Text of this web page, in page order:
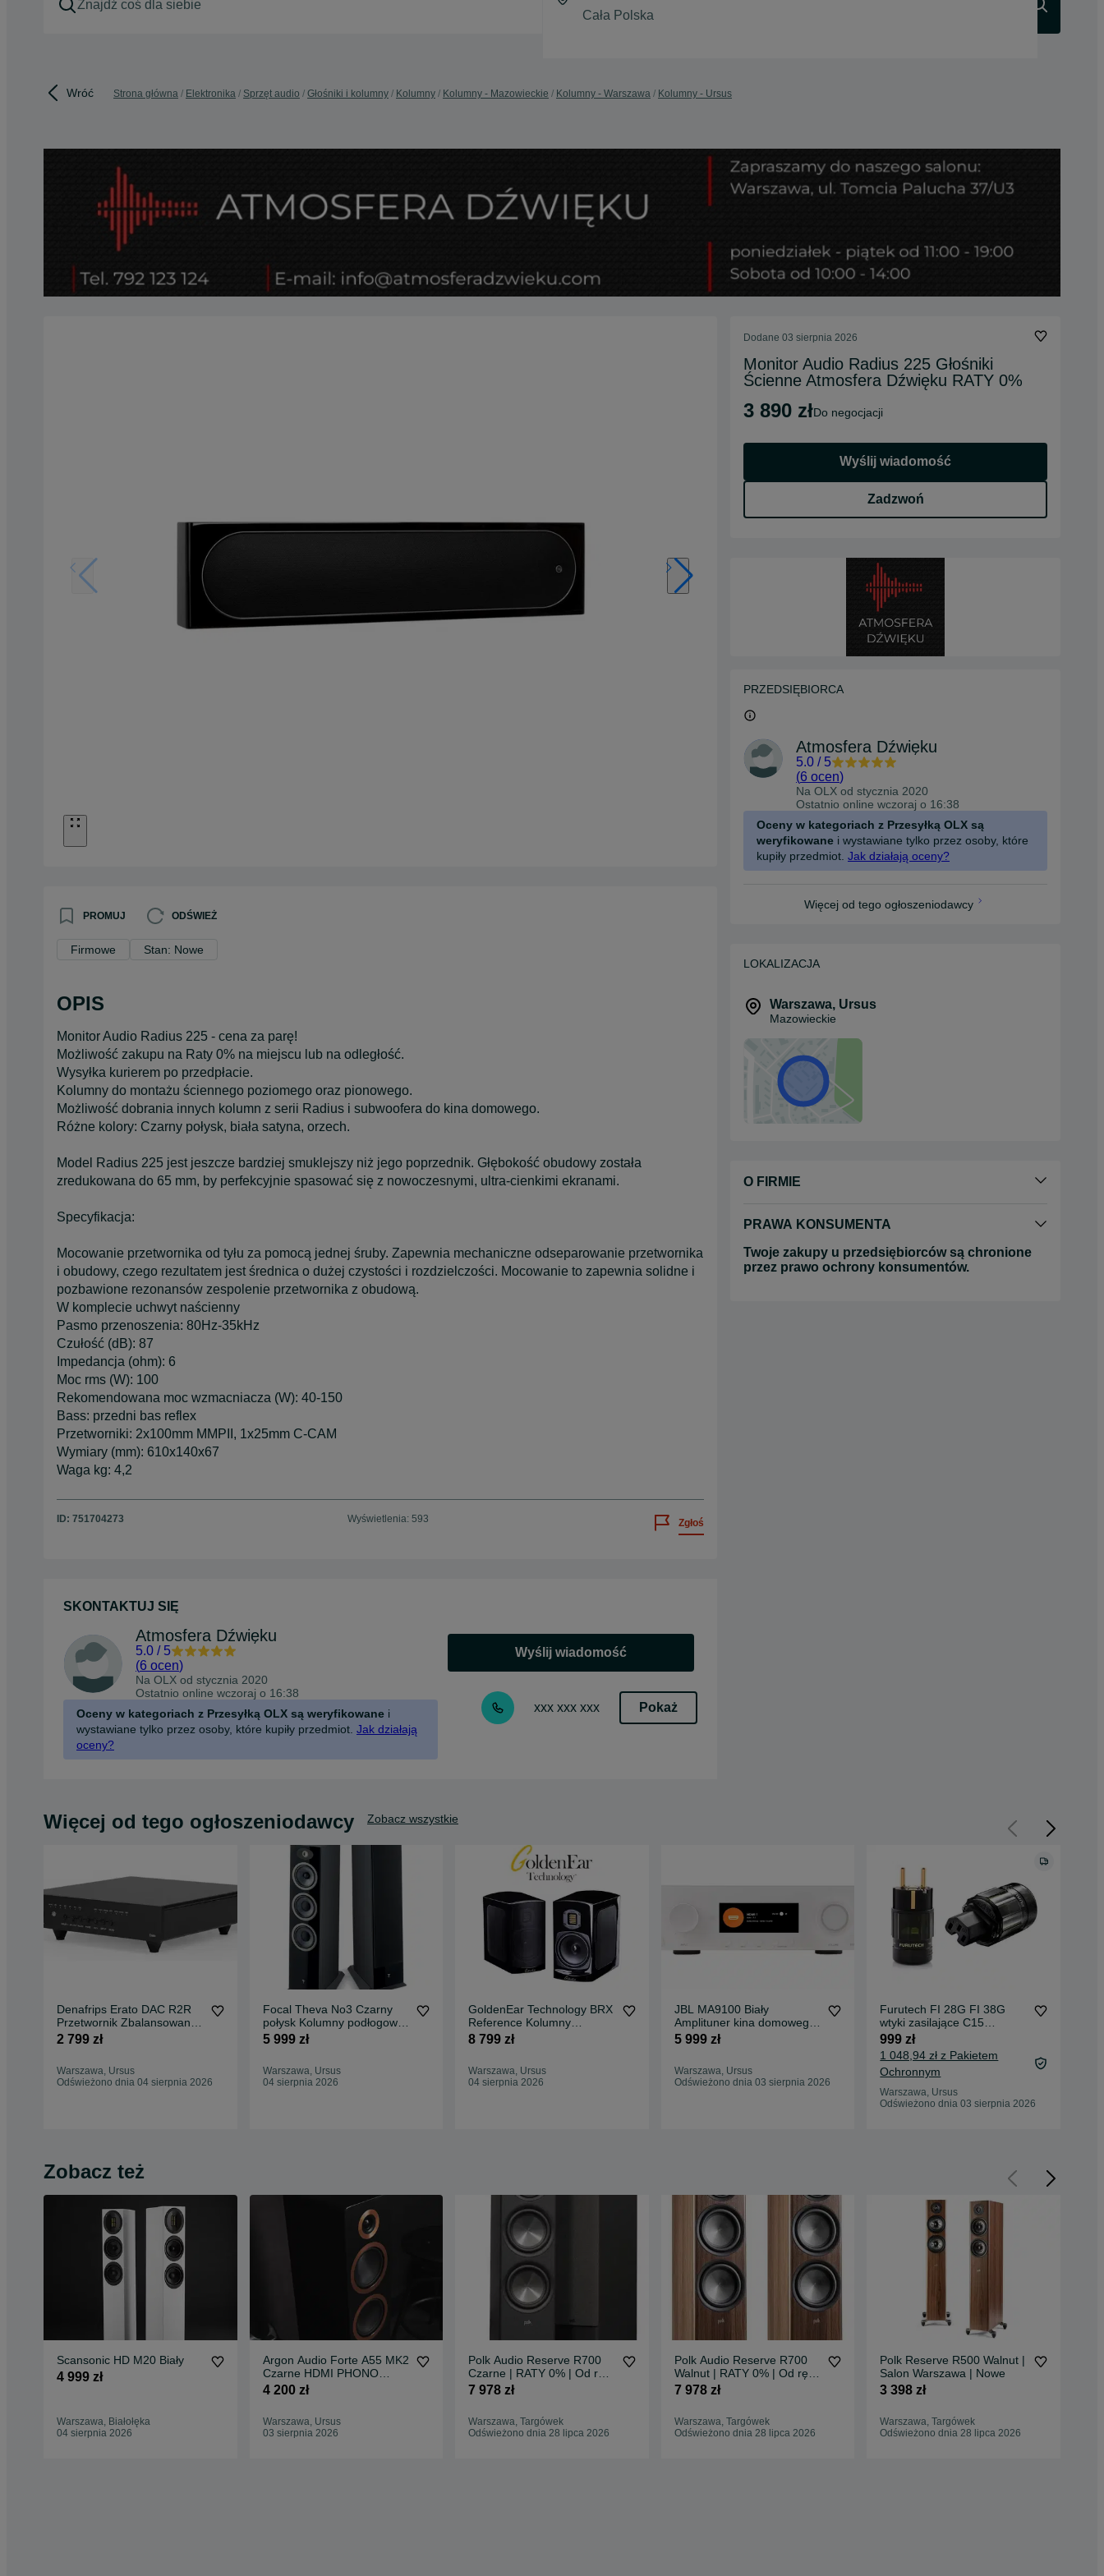
Wróć Strona główna Elektronika Sprzęt audio Głośniki i kolumny Kolumny Kolumny - Mazowieckie Kolumny - Warszawa Kolumny - Ursus
PROMUJ ODŚWIEŻ
Firmowe Stan: Nowe
OPIS
Monitor Audio Radius 225 - cena za parę!
Możliwość zakupu na Raty 0% na miejscu lub na odległość.
Wysyłka kurierem po przedpłacie.
Kolumny do montażu ściennego poziomego oraz pionowego.
Możliwość dobrania innych kolumn z serii Radius i subwoofera do kina domowego.
Różne kolory: Czarny połysk, biała satyna, orzech.
Model Radius 225 jest jeszcze bardziej smuklejszy niż jego poprzednik. Głębokość obudowy została
zredukowana do 65 mm, by perfekcyjnie spasować się z nowoczesnymi, ultra-cienkimi ekranami.
Specyfikacja:
Mocowanie przetwornika od tyłu za pomocą jednej śruby. Zapewnia mechaniczne odseparowanie przetwornika
i obudowy, czego rezultatem jest średnica o dużej czystości i rozdzielczości. Mocowanie to zapewnia solidne i
pozbawione rezonansów zespolenie przetwornika z obudową.
W komplecie uchwyt naścienny
Pasmo przenoszenia: 80Hz-35kHz
Czułość (dB): 87
Impedancja (ohm): 6
Moc rms (W): 100
Rekomendowana moc wzmacniacza (W): 40-150
Bass: przedni bas reflex
Przetworniki: 2x100mm MMPII, 1x25mm C-CAM
Wymiary (mm): 610x140x67
Waga kg: 4,2
ID: 751704273 Wyświetlenia: 593 Zgłoś
SKONTAKTUJ SIĘ
Atmosfera Dźwięku
5.0 / 5
(6 ocen)
Na OLX od stycznia 2020
Ostatnio online wczoraj o 16:38
Oceny w kategoriach z Przesyłką OLX są weryfikowane i
wystawiane tylko przez osoby, które kupiły przedmiot. Jak działają
oceny?
Wyślij wiadomość
xxx xxx xxx Pokaż
Dodane 03 sierpnia 2026
Monitor Audio Radius 225 Głośniki
Ścienne Atmosfera Dźwięku RATY 0%
3 890 zł do negocjacji
Wyślij wiadomość
Zadzwoń
PRZEDSIĘBIORCA
Atmosfera Dźwięku
5.0 / 5
(6 ocen)
Na OLX od stycznia 2020
Ostatnio online wczoraj o 16:38
Oceny w kategoriach z Przesyłką OLX są
weryfikowane i wystawiane tylko przez osoby, które
kupiły przedmiot. Jak działają oceny?
Więcej od tego ogłoszeniodawcy
LOKALIZACJA
Warszawa, Ursus
Mazowieckie
O FIRMIE
PRAWA KONSUMENTA
Twoje zakupy u przedsiębiorców są chronione
przez prawo ochrony konsumentów.
Więcej od tego ogłoszeniodawcy Zobacz wszystkie
Denafrips Erato DAC R2R
Przetwornik Zbalansowany
C/A SKLEP
2 799 zł
Warszawa, Ursus
Odświeżono dnia 04 sierpnia 2026
Focal Theva No3 Czarny
połysk Kolumny podłogowe
3 drożne PROMO SKLEP
5 999 zł
Warszawa, Ursus
04 sierpnia 2026
GoldenEar Technology BRX
Reference Kolumny
Podstawkowe SKLEP RATY
8 799 zł
Warszawa, Ursus
04 sierpnia 2026
JBL MA9100 Biały
Amplituner kina domowego
9.1 Wifi AIRPLAY SKLEP
5 999 zł
Warszawa, Ursus
Odświeżono dnia 03 sierpnia 2026
Furutech FI 28G FI 38G
wtyki zasilające C15
komplet 2 sztuki SKLEP FV
999 zł
1 048,94 zł z Pakietem
Ochronnym
Warszawa, Ursus
Odświeżono dnia 03 sierpnia 2026
Zobacz też
Scansonic HD M20 Biały
4 999 zł
Warszawa, Białołęka
04 sierpnia 2026
Argon Audio Forte A55 MK2
Czarne HDMI PHONO
Kolumny aktywne SKLEP
4 200 zł
Warszawa, Ursus
03 sierpnia 2026
Polk Audio Reserve R700
Czarne | RATY 0% | Od ręki
| NOWE | Warszawa |
7 978 zł
Warszawa, Targówek
Odświeżono dnia 28 lipca 2026
Polk Audio Reserve R700
Walnut | RATY 0% | Od ręki
| NOWE | Warszawa |
7 978 zł
Warszawa, Targówek
Odświeżono dnia 28 lipca 2026
Polk Reserve R500 Walnut |
Salon Warszawa | Nowe
3 398 zł
Warszawa, Targówek
Odświeżono dnia 28 lipca 2026